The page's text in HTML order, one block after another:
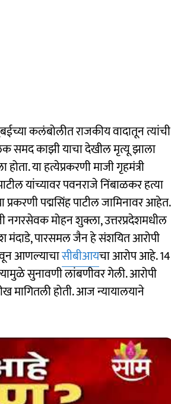
कलंबोलीत राजकीय वादातून त्यांची
समद काझी याचा देखील मृत्यू झाला
या हत्येप्रकरणी माजी गृहमंत्री
यांच्यावर पवनराजे निंबाळकर हत्या
पद्मसिंह पाटील जामिनावर आहेत.
नगरसेवक मोहन शुक्ला, उत्तरप्रदेशमधील
पारसमल जैन हे संशयित आरोपी
आणल्याचासीबीआयचा आरोप आहे. 14
सुनावणी लांबणीवर गेली. आरोपी
मागितली होती. आज न्यायालयाने